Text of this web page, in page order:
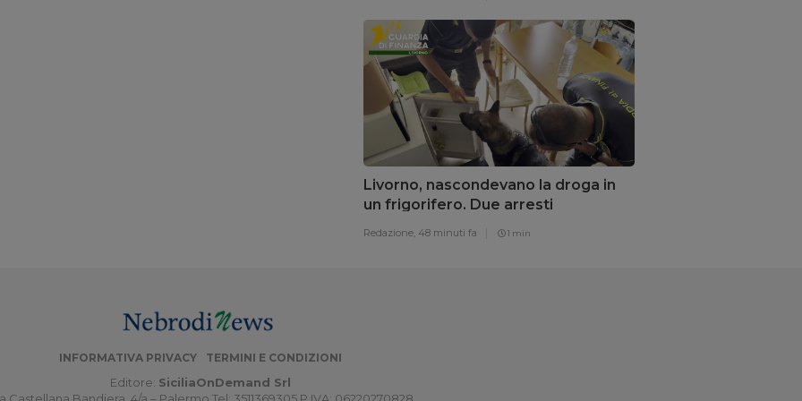
Livorno, nascondevano la droga in
un frigorifero. Due arresti
Redazione, 48 minuti fa 1 min
INFORMATIVA PRIVACY TERMINI E CONDIZIONI
Editore: SiciliaOnDemand Srl
Castellana Bandiera, 4/a – Palermo Tel: 3511369305 P.IVA: 06220270828